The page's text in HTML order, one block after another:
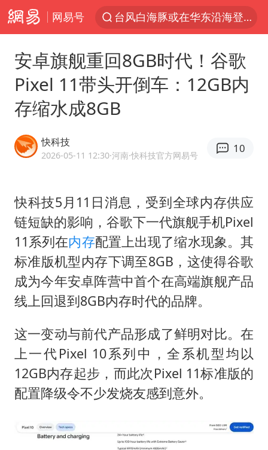
网易号
台风白海豚或在华东沿海登陆
FIFA官方支持因凡蒂诺
41岁女子为鼓励女儿考上985研究生
弹药库存告急 美军补货难
沙特否认与胡塞武装举行会谈
日本籍女网红在韩直播时自杀身亡
多专业取消艺考 文化工作者要有文化
汕头市政府被约谈
南太行山失联女孩最后信号不在山林
总书记关心百姓身边这些民生大事
安卓旗舰重回8GB时代！谷歌
Pixel 11带头开倒车：12GB内
存缩水成8GB
快科技
2026-05-11 12:30·河南·快科技官方网易号
10
快科技5月11日消息，受到全球内存供应
链短缺的影响，谷歌下一代旗舰手机Pixel
11系列在内存配置上出现了缩水现象。其
标准版机型内存下调至8GB，这使得谷歌
成为今年安卓阵营中首个在高端旗舰产品
线上回退到8GB内存时代的品牌。
这一变动与前代产品形成了鲜明对比。在
上一代Pixel 10系列中，全系机型均以
12GB内存起步，而此次Pixel 11标准版的
配置降级令不少发烧友感到意外。